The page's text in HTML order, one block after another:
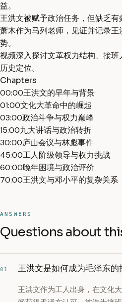
益。
王洪文被赋予政治任务，但缺乏有
萧木作为马列老师，见证并记录
势。
视频深入探讨文革权力结构、接
历史定位。
Chapters
00:00王洪文的早年与背景
01:00文化大革命中的崛起
03:00政治斗争与权力巅峰
15:00九大讲话与政治转折
30:00庐山会议与林彪事件
45:00工人阶级领导与权力挑战
60:00晚年困境与政治评价
70:00王洪文与邓小平的复杂关系
ANSWERS
Questions about
01 王洪文是如何成为毛泽东的
王洪文作为工人出身，在文化